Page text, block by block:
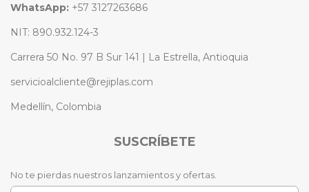
WhatsApp: +57 3127263686
NIT: 890.932.124-3
Carrera 50 No. 97 B Sur 141 | La Estrella, Antioquia
servicioalcliente@rejiplas.com
Medellín, Colombia
SUSCRÍBETE
No te pierdas nuestros lanzamientos y ofertas.